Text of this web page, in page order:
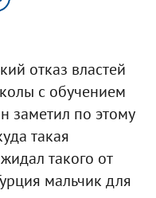
отказ властей
с обучением
заметил по этому
такая
такого от
мальчик для